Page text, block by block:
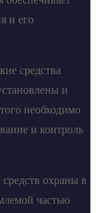
и его
средства
и
необходимо
и контроль
охраны в
частью